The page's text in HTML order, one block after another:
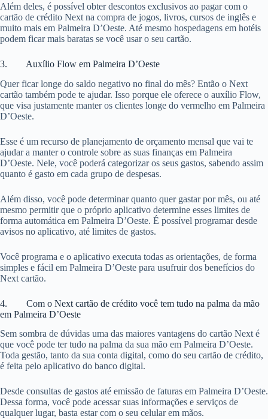
Além deles, é possível obter descontos exclusivos ao pagar com o
cartão de crédito Next na compra de jogos, livros, cursos de inglês e
muito mais em Palmeira D’Oeste. Até mesmo hospedagens em hotéis
podem ficar mais baratas se você usar o seu cartão.
3. Auxílio Flow em Palmeira D’Oeste
Quer ficar longe do saldo negativo no final do mês? Então o Next
cartão também pode te ajudar. Isso porque ele oferece o auxílio Flow,
que visa justamente manter os clientes longe do vermelho em Palmeira
D’Oeste.
Esse é um recurso de planejamento de orçamento mensal que vai te
ajudar a manter o controle sobre as suas finanças em Palmeira
D’Oeste. Nele, você poderá categorizar os seus gastos, sabendo assim
quanto é gasto em cada grupo de despesas.
Além disso, você pode determinar quanto quer gastar por mês, ou até
mesmo permitir que o próprio aplicativo determine esses limites de
forma automática em Palmeira D’Oeste. É possível programar desde
avisos no aplicativo, até limites de gastos.
Você programa e o aplicativo executa todas as orientações, de forma
simples e fácil em Palmeira D’Oeste para usufruir dos benefícios do
Next cartão.
4. Com o Next cartão de crédito você tem tudo na palma da mão
em Palmeira D’Oeste
Sem sombra de dúvidas uma das maiores vantagens do cartão Next é
que você pode ter tudo na palma da sua mão em Palmeira D’Oeste.
Toda gestão, tanto da sua conta digital, como do seu cartão de crédito,
é feita pelo aplicativo do banco digital.
Desde consultas de gastos até emissão de faturas em Palmeira D’Oeste.
Dessa forma, você pode acessar suas informações e serviços de
qualquer lugar, basta estar com o seu celular em mãos.